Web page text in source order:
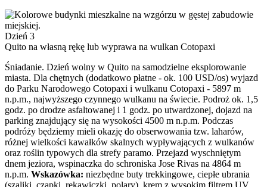
Dzień 3
Quito na własną rękę lub wyprawa na wulkan Cotopaxi
Śniadanie. Dzień wolny w Quito na samodzielne eksplorowanie
miasta. Dla chętnych (dodatkowo płatne - ok. 100 USD/os) wyjazd
do Parku Narodowego Cotopaxi i wulkanu Cotopaxi - 5897 m
n.p.m., najwyższego czynnego wulkanu na świecie. Podroż ok. 1,5
godz. po drodze asfaltowanej i 1 godz. po utwardzonej, dojazd na
parking znajdujący się na wysokości 4500 m n.p.m. Podczas
podróży będziemy mieli okazję do obserwowania tzw. laharów,
różnej wielkości kawałków skalnych wypływających z wulkanów
oraz roślin typowych dla strefy paramo. Przejazd wyschniętym
dnem jeziora, wspinaczka do schroniska Jose Rivas na 4864 m
n.p.m. Wskazówka: niezbędne buty trekkingowe, ciepłe ubrania
(szaliki, czapki, rękawiczki, polary), krem z wysokim filtrem UV